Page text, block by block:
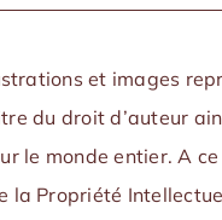
et images
du droit d’auteur
le monde entier. A
la Propriété